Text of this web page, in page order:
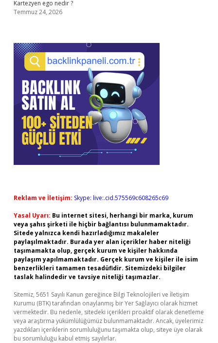
Kartezyen ego nedir ?
Temmuz 24, 2026
Reklam ve İletişim: Skype: live:.cid.575569c608265c69
Yasal Uyarı: Bu internet sitesi, herhangi bir marka, kurum
veya şahıs şirketi ile hiçbir bağlantısı bulunmamaktadır.
Sitede yalnızca kendi hazırladığımız makaleler
paylaşılmaktadır. Burada yer alan içerikler haber niteliği
taşımamakta olup, gerçek kurum ve kişiler hakkında
paylaşım yapılmamaktadır. Gerçek kurum ve kişiler ile isim
benzerlikleri tamamen tesadüfidir. Sitemizdeki bilgiler
taslak halindedir ve tavsiye niteliği taşımazlar.
Sitemiz, 5651 Sayılı Kanun gereğince Bilgi Teknolojileri ve İletişim
Kurumu (BTK) tarafından onaylanmış bir Yer Sağlayıcı olarak hizmet
vermektedir. Bu nedenle, sitedeki içerikleri proaktif olarak denetleme
veya araştırma yükümlülüğümüz bulunmamaktadır. Ancak, üyelerimiz
yazdıkları içeriklerin sorumluluğunu taşımakta olup, siteye üye olarak
bu sorumluluğu kabul etmiş sayılırlar.